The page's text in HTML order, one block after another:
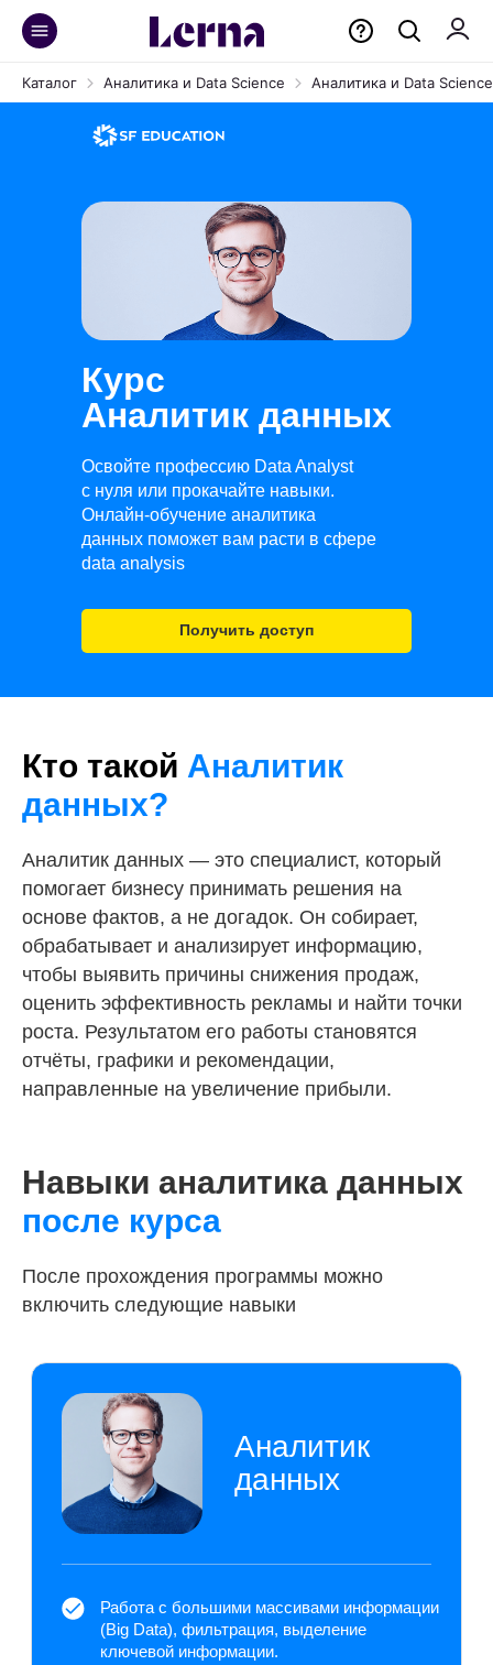
Каталог Аналитика и Data Science Аналитика и Data
Курс
Аналитик данных
Освойте профессию Data Analyst
с нуля или прокачайте навыки.
Онлайн-обучение аналитика
данных поможет вам расти в сфере
data analysis
Получить доступ
Кто такой Аналитик
данных?
Аналитик данных — это специалист, который
помогает бизнесу принимать решения на
основе фактов, а не догадок. Он собирает,
обрабатывает и анализирует информацию,
чтобы выявить причины снижения продаж,
оценить эффективность рекламы и найти точки
роста. Результатом его работы становятся
отчёты, графики и рекомендации,
направленные на увеличение прибыли.
Навыки аналитика данных
после курса
После прохождения программы можно
включить следующие навыки
ключевой информации.
Аналитик
данных
Решение аналитических задач, проверка
гипотез с использованием инструментов
Проведение полного цикла работы
с информацией: от сбора до визуализации
или презентации.
Работа с аналитическими сервисами:
Яндекс.Метрика, Google Analytics,
построение визуализации в одном окне.
Анализ финансовых, продуктовых метрик,
выявление слабых мест в бизнес-
процессах.
Создание аналитических отчётов в Google
Таблицах, Excel, включая сводные
таблицы.